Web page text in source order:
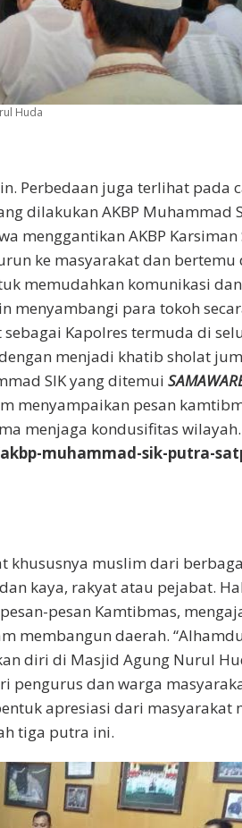
Huda
Perbedaan juga terlihat pada
dilakukan AKBP Muhammad
menggantikan AKBP Karsiman
ke masyarakat dan bertemu
memudahkan komunikasi
menyambangi para tokoh
Kapolres termuda di
menjadi khatib sholat
SIK yang ditemui
menyampaikan pesan
menjaga kondusifitas
muhammad-sik-putra-
khususnya muslim dari
kaya, rakyat atau pejabat.
pesan Kamtibmas,
membangun daerah.
diri di Masjid Agung Nurul
pengurus dan warga
apresiasi dari masyarakat
tiga putra ini.